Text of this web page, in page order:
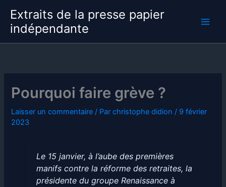
contenu
Extraits de la presse papier
indépendante
Pourquoi faire grève ?
Laisser un commentaire / Parchristophe didion / 9 février
2023
Le 15 janvier, à l’aube des premières
manifs contre la réforme des retraites, la
présidente du groupe Renaissance à